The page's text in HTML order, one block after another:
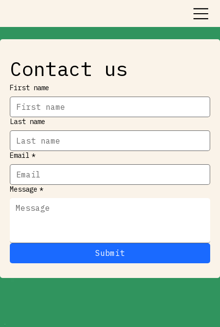
Contact us
First name
Last name
Email *
Message *
Submit